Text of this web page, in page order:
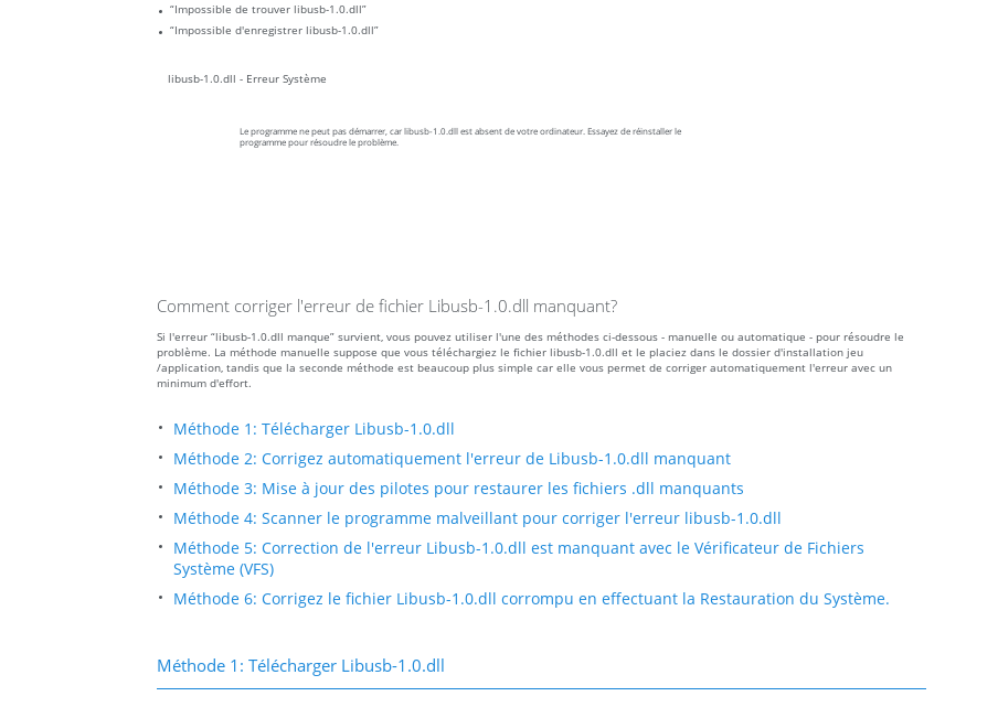
“Impossible de trouver libusb-1.0.dll”
“Impossible d'enregistrer libusb-1.0.dll”
libusb-1.0.dll - Erreur Système
Le programme ne peut pas démarrer, car libusb-1.0.dll est absent de votre ordinateur. Essayez de réinstaller le
programme pour résoudre le problème.
Comment corriger l'erreur de fichier Libusb-1.0.dll manquant?
Si l'erreur “libusb-1.0.dll manque” survient, vous pouvez utiliser l'une des méthodes ci-dessous - manuelle ou automatique - pour résoudre le
problème. La méthode manuelle suppose que vous téléchargiez le fichier libusb-1.0.dll et le placiez dans le dossier d'installation jeu
/application, tandis que la seconde méthode est beaucoup plus simple car elle vous permet de corriger automatiquement l'erreur avec un
minimum d'effort.
Méthode 1: Télécharger Libusb-1.0.dll
Méthode 2: Corrigez automatiquement l'erreur de Libusb-1.0.dll manquant
Méthode 3: Mise à jour des pilotes pour restaurer les fichiers .dll manquants
Méthode 4: Scanner le programme malveillant pour corriger l'erreur libusb-1.0.dll
Méthode 5: Correction de l'erreur Libusb-1.0.dll est manquant avec le Vérificateur de Fichiers
Système (VFS)
Méthode 6: Corrigez le fichier Libusb-1.0.dll corrompu en effectuant la Restauration du Système.
Méthode 1: Télécharger Libusb-1.0.dll